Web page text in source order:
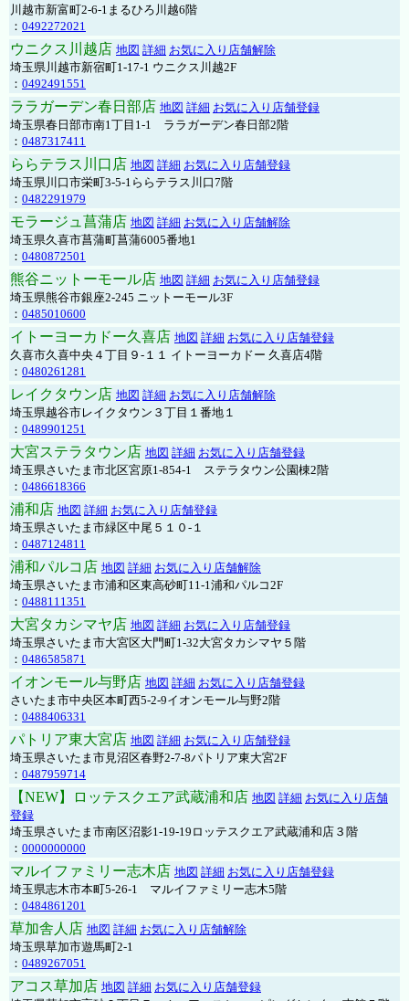
川越市新富町2-6-1まるひろ川越6階
： 0492272021
ウニクス川越店 地図 詳細 お気に入り店舗解除
埼玉県川越市新宿町1-17-1 ウニクス川越2F
： 0492491551
ララガーデン春日部店 地図 詳細 お気に入り店舗登録
埼玉県春日部市南1丁目1-1 ララガーデン春日部2階
： 0487317411
ららテラス川口店 地図 詳細 お気に入り店舗登録
埼玉県川口市栄町3-5-1ららテラス川口7階
： 0482291979
モラージュ菖蒲店 地図 詳細 お気に入り店舗解除
埼玉県久喜市菖蒲町菖蒲6005番地1
： 0480872501
熊谷ニットーモール店 地図 詳細 お気に入り店舗登録
埼玉県熊谷市銀座2-245 ニットーモール3F
： 0485010600
イトーヨーカドー久喜店 地図 詳細 お気に入り店舗登録
久喜市久喜中央４丁目９-１１ イトーヨーカドー 久喜店4階
： 0480261281
レイクタウン店 地図 詳細 お気に入り店舗解除
埼玉県越谷市レイクタウン３丁目１番地１
： 0489901251
大宮ステラタウン店 地図 詳細 お気に入り店舗登録
埼玉県さいたま市北区宮原1-854-1 ステラタウン公園棟2階
： 0486618366
浦和店 地図 詳細 お気に入り店舗登録
埼玉県さいたま市緑区中尾５１０-１
： 0487124811
浦和パルコ店 地図 詳細 お気に入り店舗解除
埼玉県さいたま市浦和区東高砂町11-1浦和パルコ2F
： 0488111351
大宮タカシマヤ店 地図 詳細 お気に入り店舗登録
埼玉県さいたま市大宮区大門町1-32大宮タカシマヤ５階
： 0486585871
イオンモール与野店 地図 詳細 お気に入り店舗登録
さいたま市中央区本町西5-2-9イオンモール与野2階
： 0488406331
パトリア東大宮店 地図 詳細 お気に入り店舗登録
埼玉県さいたま市見沼区春野2-7-8パトリア東大宮2F
： 0487959714
【NEW】ロッテスクエア武蔵浦和店 地図 詳細 お気に入り店舗
登録
埼玉県さいたま市南区沼影1-19-19ロッテスクエア武蔵浦和店３階
： 0000000000
マルイファミリー志木店 地図 詳細 お気に入り店舗登録
埼玉県志木市本町5-26-1 マルイファミリー志木5階
： 0484861201
草加舎人店 地図 詳細 お気に入り店舗解除
埼玉県草加市遊馬町2-1
： 0489267051
アコス草加店 地図 詳細 お気に入り店舗登録